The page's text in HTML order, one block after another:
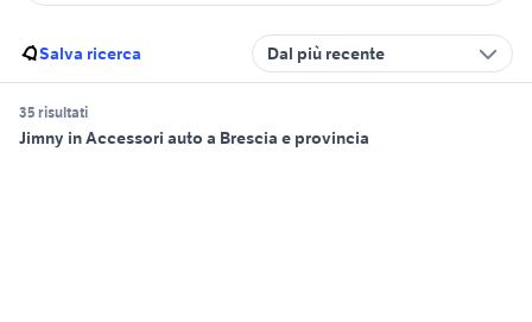
Salva ricerca Dal più recente
35 risultati
Jimny in Accessori auto a Brescia e provincia